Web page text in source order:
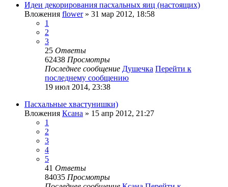
Идеи декорирования пасхальных яиц (настоящих)
Вложения flower» 31 мар 2012, 18:58
1
2
3
25 Ответы
62438 Просмотры
Последнее сообщение Душечка Перейти к
последнему сообщению
19 июл 2014, 23:38
Пасхальные хвастунишки)
Вложения Ксана » 15 апр 2012, 21:27
1
2
3
4
5
41 Ответы
84035 Просмотры